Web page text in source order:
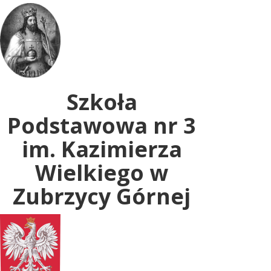
Uwaga:
ta
witryna
zawiera
system
dostępności.
Szkoła
Podstawowa nr 3
im. Kazimierza
Wielkiego w
Zubrzycy Górnej